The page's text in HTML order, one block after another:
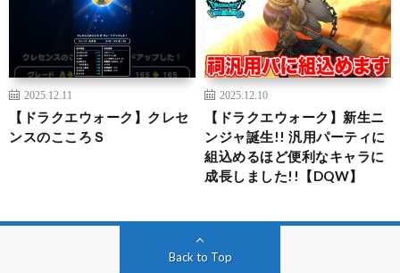
2025.12.11
【ドラクエウォーク】クレセ
ンスのこころＳ
2025.12.10
【ドラクエウォーク】新生ニ
ンジャ誕生!! 汎用パーティに
組込めるほど便利なキャラに
成長しました!!【DQW】
Back to Top